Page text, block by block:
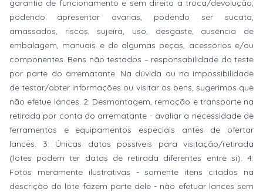
garantia de funcionamento e sem direito a troca/devolução,
podendo apresentar avarias, podendo ser sucata,
amassados, riscos, sujeira, uso, desgaste, ausência de
embalagem, manuais e de algumas peças, acessórios e/ou
componentes. Bens não testados – responsabilidade do teste
por parte do arrematante. Na dúvida ou na impossibilidade
de testar/obter informações ou visitar os bens, sugerimos que
não efetue lances. 2: Desmontagem, remoção e transporte na
retirada por conta do arrematante - avaliar a necessidade de
ferramentas e equipamentos especiais antes de ofertar
lances. 3: Únicas datas possíveis para visitação/retirada
(lotes podem ter datas de retirada diferentes entre si). 4:
Fotos meramente ilustrativas - somente itens citados na
descrição do lote fazem parte dele - não efetuar lances sem